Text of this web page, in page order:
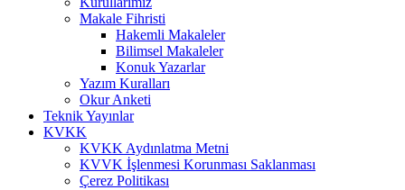
Makale Fihristi
Hakemli Makaleler
Bilimsel Makaleler
Konuk Yazarlar
Yazım Kuralları
Okur Anketi
Teknik Yayınlar
KVKK
KVKK Aydınlatma Metni
KVVK İşlenmesi Korunması Saklanması
Çerez Politikası